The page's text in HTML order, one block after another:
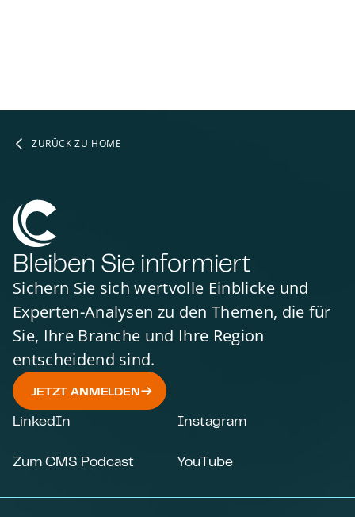
ZURÜCK ZU HOME
Bleiben Sie informiert
Sichern Sie sich wertvolle Einblicke und
Experten-Analysen zu den Themen, die für
Sie, Ihre Branche und Ihre Region
entscheidend sind.
JETZT ANMELDEN
LinkedIn Instagram
Zum CMS Podcast YouTube